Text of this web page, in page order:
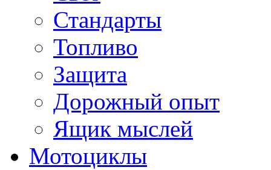
Стандарты
Топливо
Защита
Дорожный опыт
Ящик мыслей
Мотоциклы